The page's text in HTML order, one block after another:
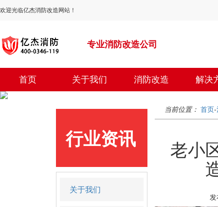
欢迎光临亿杰消防改造网站！
专业消防改造公司
首页 关于我们 消防改造 解决
行业资讯
关于我们
当前位置： 首页-
老小